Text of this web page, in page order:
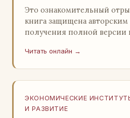
Это ознакомительный
книга защищена
получения полной версии
легального ко…
Читать онлайн →
ЭКОНОМИЧЕСКИЕ
И РАЗВИТИЕ